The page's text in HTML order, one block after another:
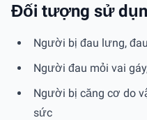
Đối tượng sử
Người bị đau lưng,
Người đau mỏi vai
Người bị căng cơ do
sức